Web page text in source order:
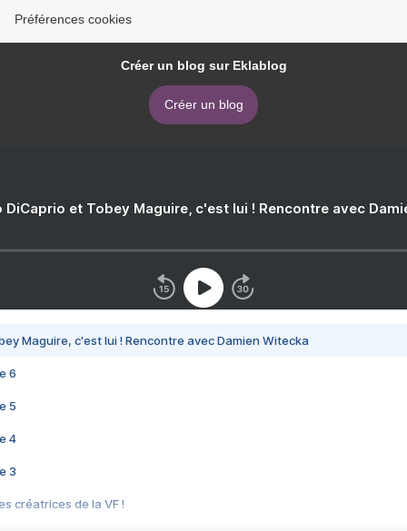
Préférences cookies
Créer un blog sur Eklablog
Créer un blog
DiCaprio et Tobey Maguire, c'est lui ! Rencontre avec
Maguire, c'est lui ! Rencontre avec Damien Witecka
6
5
4
3
créatrices de la VF !